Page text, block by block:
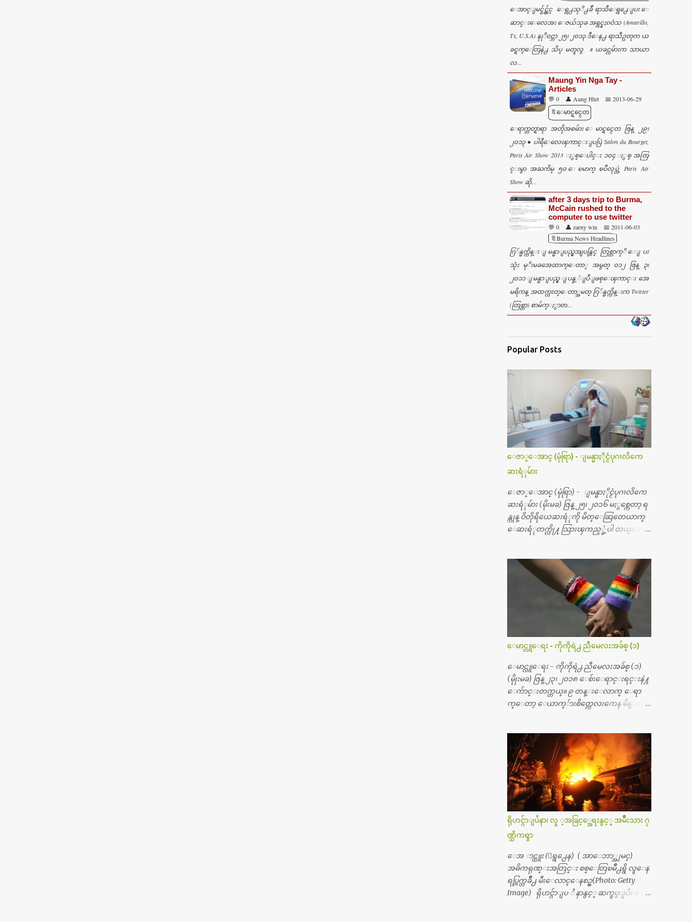
ေအာင္ျမင္ခ်င္လွ်င္ ေရွ႕သုိ႕ခ်ီ ရာသီေရွ႕ေျပး ေ
ဆာင္းေလေအး ေဇယ်သုခ အရွင္နႏၵဝံသ (Amarillo,
Tx, U.S.A) နုုိ၀င္ဘာ ၂၅၊ ၂၀၁၃ ဒီေန႕ ရာသီဥတုက ယ
ခင္ရက္ေတြနဲ႕ သိပ္ မတူလွ ။ ယခင္လမ်ားက သာယာ
လ...
Maung Yin Nga Tay -
Articles
💬 0 👤 Aung Htet
📅 2013-06-29
🔖ေမာင္ရင္ငေတ
ေရာက္တတ္ရာရာ အတိုအစမ်ား ေမာင္ရင္ငေတ ဇြန္ ၂၉၊
၂၀၁၃ ● ပါရီေလေၾကာင္းျပပြဲ Salon du Bourget,
Paris Air Show 2013 ႏွစ္ေပါင္း ၁၀၄ ႏွစ္ အတြ
င္းမွာ အႀကိမ္ ၅၀ ေၿမာက္ ၿပဳလုပ္တဲ့ Paris Air
Show ဆို...
after 3 days trip to Burma,
McCain rushed to the
computer to use twitter
💬 0 👤 zarny win
📅 2011-06-03
🔖Burma News Headlines
ဂြ်န္မက္ကိန္း ျမန္မာျပည္မွအျပန္တြင္ တြစ္တာကုိ ေျပး
သုံး မုိးမခအေထာက္ေတာ္ အမွတ္ ၀၁၂ ဇြန္ ၃၊
၂၀၁၁ ျမန္မာျပည္မွ ျပန္ခ့ဲျပီျဖစ္ေၾကာင္း အေ
မရိကန္ အထက္လႊတ္ေတာ္အမတ္ ဂြ်န္မက္ကိန္းက Twitter
(တြစ္တာ) စာမ်က္ႏွာတ...
Popular Posts
ေဇာ္ေအာင္ (မုံရြာ) - ျမန္မာႏိုင္ငံပုဂၢလိကေ
ဆးရံုမ်ား
ေဇာ္ေအာင္ (မုံရြာ) - ျမန္မာႏိုင္ငံပုဂၢလိကေ
ဆးရံုမ်ား (မိုးမခ) ဇြန္ ၂၅၊ ၂၀၁၆ မႏွစ္ကေတာ့ ရ
န္ကုန္ ဝိတိုရိယေဆးရံုကို မိတ္ေဆြတေယာက္
ေဆးရံုတက္လို႔ သြားၾကည့္ခဲ့ပါ တယ္။ အရ
မ္းသြားလို႔ အရိုးအစားထိုးကုသျခင္း လုပ္ပါ
တယ္။ အရိုးအထူးကု ဆရာဝန္က ဝိတိုရိယေဟာ္တ
ယ္လိုအခန္းမွာ တရက္ က်ပ္ ၃ ေသာင္းနဲ႔ေနေ
စၿပီး၊ အာရွေတာ္ဝင္ခြဲစိတ္ခန္းကို ငွားရမ္းခြဲစိ
တ္ အရိုးအစားထိုးကုပါတယ္။ ေဆးစစ္၊ေဆး
ဝယ္၊ ခြဲစိတ္ကု၊ အရိုးအစားထိုးပစၥည္း စတဲ့စရိ
တ္ေတြနဲ႔ေဆးရံုမွာ ၂ ပတ္ေနထိုင္စရိတ္ သိ
န္း ၇၀ ေလာက္ ကုန္သြားပါတယ္။ သူငယ္ခ်င္းျ
ဖစ္သူကို လာေတြ႔ရင္း ဟိုတယ္လို သန္႔ရွင္း
သပ္ရပ္တဲ့ ဝိတိုရိယေဆးရံုမွာ စီတီစကင္ နဲ႔ အမ္အာ
အိုင္1 စက္ခန္းကိုေတြ႔လို႔ေမးၾကည့္ေ
တာ့ တခါစမ္းရင္ က်ပ္တသိန္းေက်ာ္ က်သင့္တ
ကီးေတြနဲ႔ စမ္းသပ္ရပါတယ္။ ခႏၱာကိုယ္အစိတ္ပို
င္း ကလီစာေတြကိုၾကည့္ရႈတဲ့ အာလထ
ရာေဆာင္း2 စက္ေတြကေတာ့ ေစ်းသိပ္မႀ
ကီးလို႔ ျမန္မာျပည္ေဆးရံုတိုင္းရွိပါတယ္။
တစ္ခါစမ္းရင္ က်ပ္တစ္ေသာင္းေလာက္ က်သ
င့္ပါတယ္။ စာေရးသူ လြန္ခဲ့တဲ့ (၂)...
ေမာင္လူေရး - ကိုကိုရဲ႕ ညီမေလးအခ်စ္ (၁)
ေမာင္လူေရး - ကိုကိုရဲ႕ ညီမေလးအခ်စ္ (၁)
(မိုုးမခ) ဇြန္ ၂၃၊ ၂၀၁၈ ေစ်းေရာင္းရင္းနဲ႔
ေက်ာင္းတက္တယ္။ ၉ တန္းေလာက္ ေရာ
က္ေတာ့ ေယာက္်ားစိတ္ကေလးကေန မိန္းမစိ
တာေပါ့။ မိန္းကေလး အေပါင္းအသင္းလ
ည္း မ်ားတယ္။ ငယ္ငယ္တုန္းကေတာ့ အမေတြနဲ႔
ေနတာဆုိေတာ့ သနပ္ခါးေလးေတြ လိမ္း
တယ္။ ပန္းပန္တယ္။ မိန္းကေလး အဝတ္အစားေ
တြကိုလည္း ခုိးဝတ္တယ္။ မိန္းမစိတ္ရွိေတာ့
ရွိေပမယ့္ ကိုယ့္ကိုယ္ကို မိန္းမစိတ္ေပါက္မွန္း
သိတာက ၉ တန္း၊ ၁၀ တန္းေလာက္ကမွ။ ညီအ
စ္ကို ေမာင္နွမ အားလံုး ၆ ေယာက္ရွိတယ္။ အစ္ကို ၃
ေယာက္၊ အစ္မ ႏွစ္ေယာက္။ အစ္ကိုေတြက
လည္း သူ႔ အေပါင္းအသင္းနဲ႔ သူဆိုေ
တာ့ အမေတြနဲ႔ဘဲ ေပါင္းတယ္။ ျပီးေတာ့
အေဖကလည္း ေယာက္်ားဆုိ ေယာ
က္်ားေလးလုိဘဲ ေနေစခ်င္တယ္။ အေဖ့ကို
ေၾကာက္လည္း ေၾကာက္ရတယ္။ ေယာ
ရိုဟင္ဂ်ာျပႆနာ၊ လူ ့အခြင့္အေရးနွင့္ အမ်ိဳးသား ဂု
ဏ္သိကၡာ
ေအ ာင္ထူး (ေရွ႕ေန) ( အာေဘာ္အျမင္)
အဓိကရုဏ္းအတြင္း စစ္ေတြၿမိဳ႕ရွိ လူေန
ရပ္ကြက္တခ်ိဳ႕ မီးေလာင္ေနစဥ္(Photo: Getty
Image) ရိုဟင္ဂ်ာျပ ႆ နာနွင့္ ဆက္စပ္ျပီး ေ